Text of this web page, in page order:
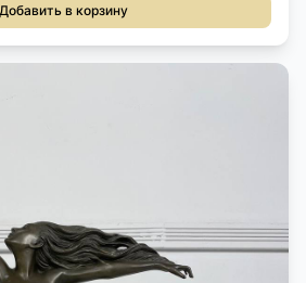
Добавить в корзину